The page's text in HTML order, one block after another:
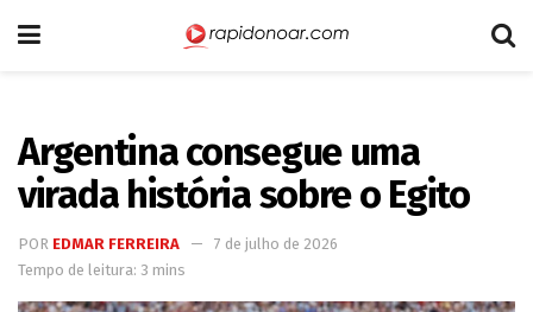
Argentina consegue uma
virada história sobre o Egito
POR EDMAR FERREIRA
7 de julho de 2026
Tempo de leitura: 3 mins